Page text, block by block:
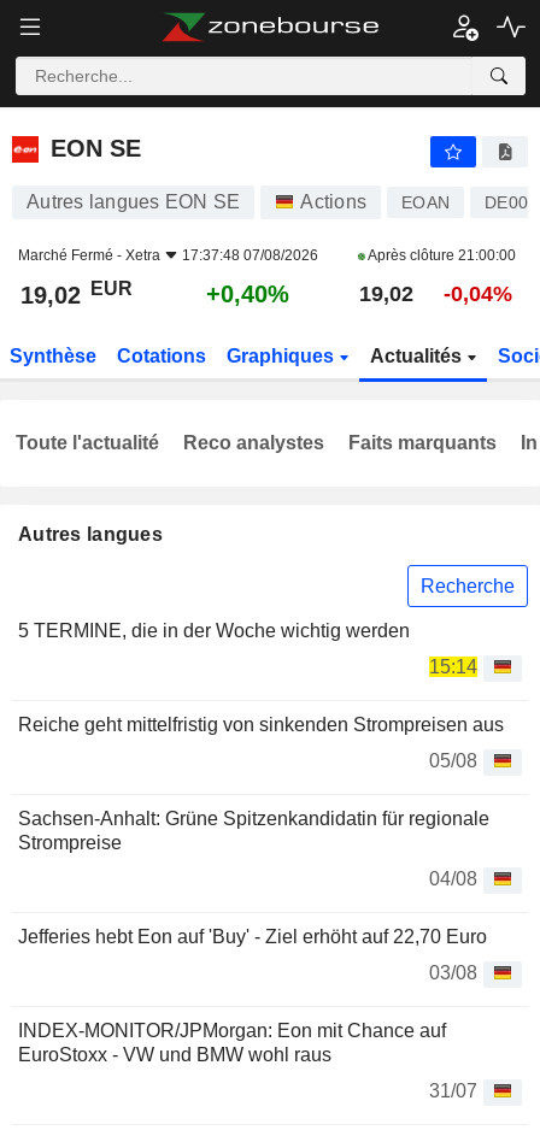
EON SE
EON SE
Autres langues EON SE Actions EOAN
Marché Fermé - Xetra 17:37:48 07/08/2026 Après clôture 21:00:00
19,02 EUR +0,40% 19,02 -0,04%
Synthèse Cotations Graphiques Actualités
Autres langues
Recherche
5 TERMINE, die in der Woche wichtig werden
15:14
Reiche geht mittelfristig von sinkenden Strompreisen aus
05/08
Sachsen-Anhalt: Grüne Spitzenkandidatin für regionale
Strompreise
04/08
Jefferies hebt Eon auf 'Buy' - Ziel erhöht auf 22,70 Euro
03/08
INDEX-MONITOR/JPMorgan: Eon mit Chance auf
EuroStoxx - VW und BMW wohl raus
31/07
Toute l'actualité Reco analystes Faits marquants